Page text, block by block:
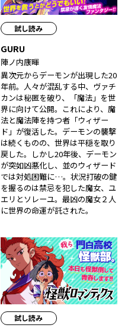
試し読み
GURU
陣ノ内康暉
異次元からデーモンが出現した20
年前。人々が混乱する中、ヴァチ
カンは秘匿を破り、「魔法」を世
界に向けて公開。これにより、魔
法と魔法陣を持つ者「ウィザー
ド」が復活した。デーモンの襲撃
は続くものの、世界は平穏を取り
戻した。しかし20年後、デーモン
が突如凶悪化し、並のウィザード
では対処困難に…。状況打破の鍵
を握るのは禁忌を犯した魔女、ユ
エリとソレーユ。最凶の魔女２人
に世界の命運が託された――。
試し読み